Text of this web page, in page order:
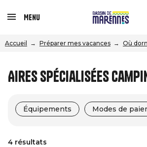
Menu
Accueil Préparer mes vacances Où
Aires spécialisées
Équipements Modes de
4 résultats